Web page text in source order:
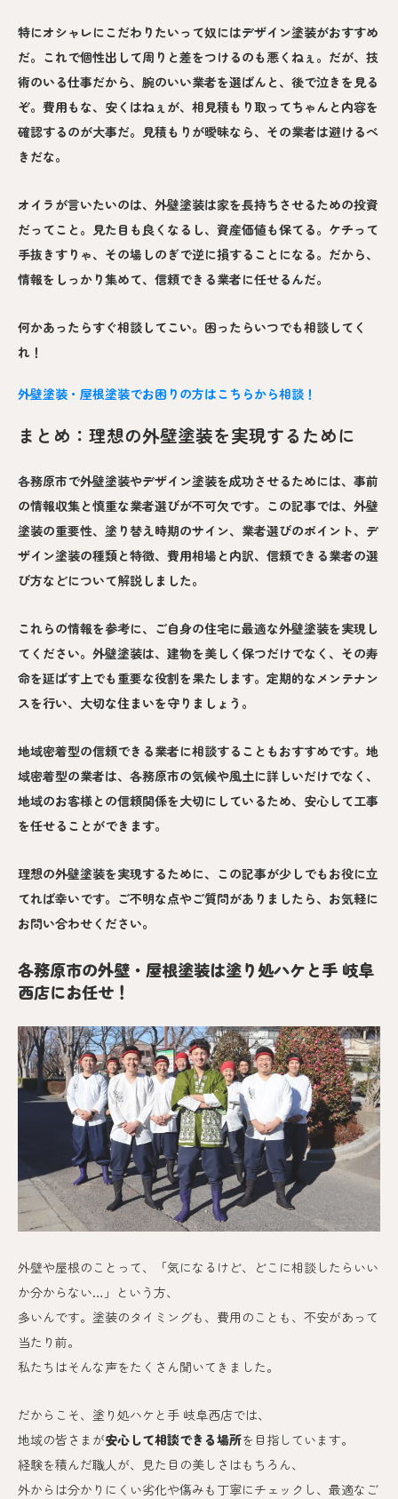
特にオシャレにこだわりたいって奴にはデザイン塗装がおすすめ
だ。これで個性出して周りと差をつけるのも悪くねぇ。だが、技
術のいる仕事だから、腕のいい業者を選ばんと、後で泣きを見る
ぞ。費用もな、安くはねぇが、相見積もり取ってちゃんと内容を
確認するのが大事だ。見積もりが曖昧なら、その業者は避けるべ
きだな。
オイラが言いたいのは、外壁塗装は家を長持ちさせるための投資
だってこと。見た目も良くなるし、資産価値も保てる。ケチって
手抜きすりゃ、その場しのぎで逆に損することになる。だから、
情報をしっかり集めて、信頼できる業者に任せるんだ。
何かあったらすぐ相談してこい。困ったらいつでも相談してく
れ！
外壁塗装・屋根塗装でお困りの方はこちらから相談！
まとめ：理想の外壁塗装を実現するために
各務原市で外壁塗装やデザイン塗装を成功させるためには、事前
の情報収集と慎重な業者選びが不可欠です。この記事では、外壁
塗装の重要性、塗り替え時期のサイン、業者選びのポイント、デ
ザイン塗装の種類と特徴、費用相場と内訳、信頼できる業者の選
び方などについて解説しました。
これらの情報を参考に、ご自身の住宅に最適な外壁塗装を実現し
てください。外壁塗装は、建物を美しく保つだけでなく、その寿
命を延ばす上でも重要な役割を果たします。定期的なメンテナン
スを行い、大切な住まいを守りましょう。
地域密着型の信頼できる業者に相談することもおすすめです。地
域密着型の業者は、各務原市の気候や風土に詳しいだけでなく、
地域のお客様との信頼関係を大切にしているため、安心して工事
を任せることができます。
理想の外壁塗装を実現するために、この記事が少しでもお役に立
てれば幸いです。ご不明な点やご質問がありましたら、お気軽に
お問い合わせください。
各務原市の外壁・屋根塗装は塗り処ハケと手 岐阜
西店にお任せ！
外壁や屋根のことって、「気になるけど、どこに相談したらいい
か分からない…」という方、
多いんです。 塗装のタイミングも、費用のことも、不安があって
当たり前。
私たちはそんな声をたくさん聞いてきました。
だからこそ、塗り処ハケと手 岐阜西店では、
地域の皆さまが安心して相談できる場所を目指しています。
経験を積んだ職人が、見た目の美しさはもちろん、
外からは分かりにくい劣化や傷みも丁寧にチェックし、最適なご